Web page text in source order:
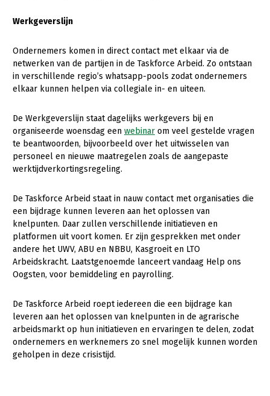
Dier
Biologische Landbouw
Kalverhouderij
Konijnenhouderij
Melkveehouderij
Pluimveehouderij
Schapenhouderij
Varkenshouderij
Vleesveehouderij
Plant
Biologische Landbouw
Bollenteelt
Bomen, vaste planten en zomerbloemen
Glastuinbouw
Paddenstoelen
Vollegrondsgroente
Multifunctionele landbouw
Vrouw en Bedrijf
Onderwerpen
Werkgeverslijn
Ondernemers komen in direct contact met elkaar via de
netwerken van de partijen in de Taskforce Arbeid. Zo ontstaan
in verschillende regio’s whatsapp-pools zodat ondernemers
elkaar kunnen helpen via collegiale in- en uiteen.
De Werkgeverslijn staat dagelijks werkgevers bij en
organiseerde woensdag een webinar om veel gestelde vragen
te beantwoorden, bijvoorbeeld over het uitwisselen van
personeel en nieuwe maatregelen zoals de aangepaste
werktijdverkortingsregeling.
De Taskforce Arbeid staat in nauw contact met organisaties die
een bijdrage kunnen leveren aan het oplossen van
knelpunten. Daar zullen verschillende initiatieven en
platformen uit voort komen. Er zijn gesprekken met onder
andere het UWV, ABU en NBBU, Kasgroeit en LTO
Arbeidskracht. Laatstgenoemde lanceert vandaag Help ons
Oogsten, voor bemiddeling en payrolling.
De Taskforce Arbeid roept iedereen die een bijdrage kan
leveren aan het oplossen van knelpunten in de agrarische
arbeidsmarkt op hun initiatieven en ervaringen te delen, zodat
ondernemers en werknemers zo snel mogelijk kunnen worden
geholpen in deze crisistijd.